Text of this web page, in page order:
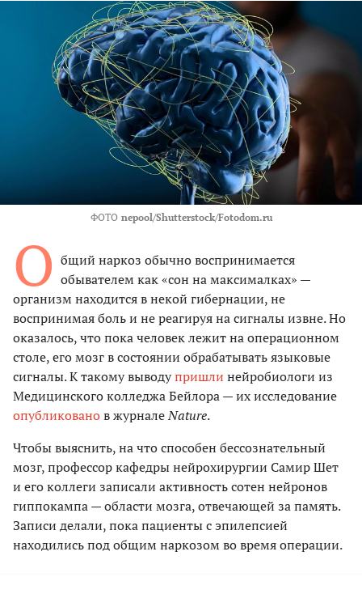
ФОТО nepool/Shutterstock/Fotodom.ru
О бщий наркоз обычно воспринимается
обывателем как «сон на максималках» —
организм находится в некой гибернации, не
воспринимая боль и не реагируя на сигналы извне. Но
оказалось, что пока человек лежит на операционном
столе, его мозг в состоянии обрабатывать языковые
сигналы. К такому выводупришли нейробиологи из
Медицинского колледжа Бейлора — их исследование
опубликованов журналеNature.
Чтобы выяснить, на что способен бессознательный
мозг, профессор кафедры нейрохирургии Самир Шет
и его коллеги записали активность сотен нейронов
гиппокампа — области мозга, отвечающей за память.
Записи делали, пока пациенты с эпилепсией
находились под общим наркозом во время операции.